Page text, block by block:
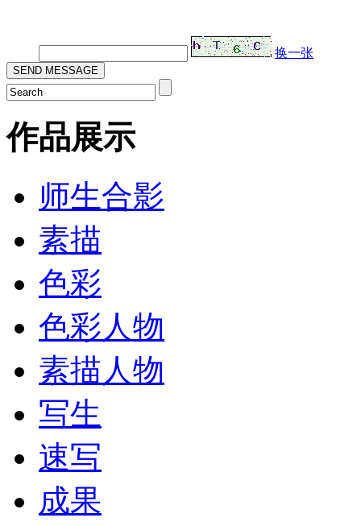
换一张
作品展示
师生合影
素描
色彩
色彩人物
素描人物
写生
速写
成果